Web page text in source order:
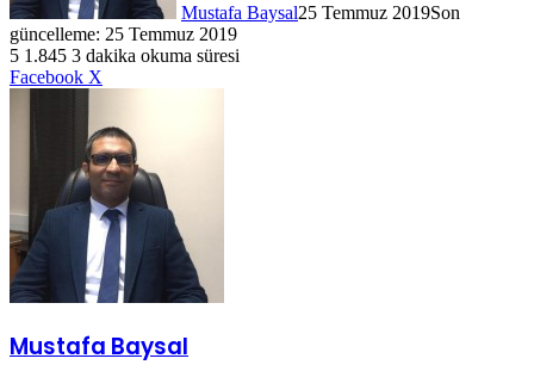
Mustafa Baysal25 Temmuz 2019Son
güncelleme: 25 Temmuz 2019
5 1.845 3 dakika okuma süresi
Facebook X
paylaş
Mustafa Baysal